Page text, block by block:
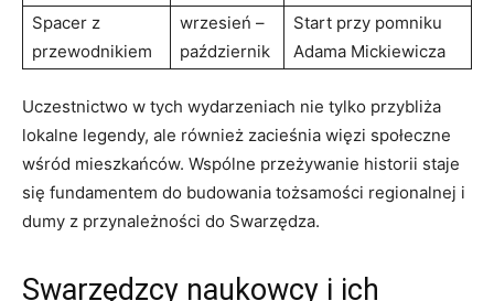
Spacer z
przewodnikiem
wrzesień –
październik
Start przy pomniku
Adama Mickiewicza
Uczestnictwo w tych wydarzeniach nie tylko przybliża
lokalne legendy, ale również zacieśnia więzi społeczne
wśród mieszkańców. Wspólne przeżywanie historii staje
się fundamentem do budowania tożsamości regionalnej i
dumy z przynależności do Swarzędza.
Swarzędzcy naukowcy i ich